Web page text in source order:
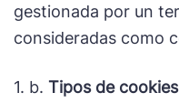
gestionada por un
consideradas como
1. b. Tipos de